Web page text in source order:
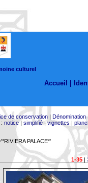
culturel
Accueil |
de conservation| Dénomination
notice| simplifié|vignettes |
PALACE*'
1-35|